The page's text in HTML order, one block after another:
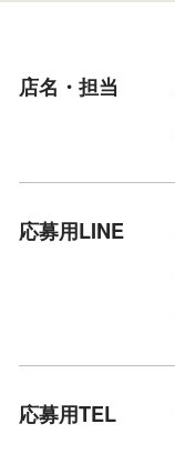
店名・担当
応募用LINE
応募用TEL